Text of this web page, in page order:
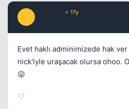
⭐ 17y
Evet haklı adminimizede hak
nick'iyle uraşacak olursa ohoo.
😜